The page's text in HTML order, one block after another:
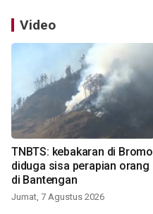
Video
TNBTS: kebakaran di Bromo
diduga sisa perapian orang
di Bantengan
Jumat, 7 Agustus 2026